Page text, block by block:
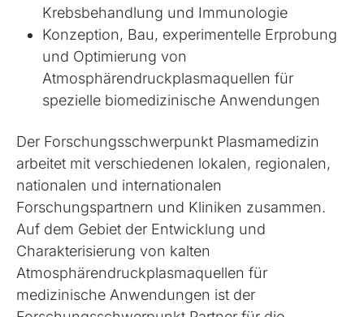
Krebsbehandlung und Immunologie
Konzeption, Bau, experimentelle Erprobung
und Optimierung von
Atmosphärendruckplasmaquellen für
spezielle biomedizinische Anwendungen
Der Forschungsschwerpunkt Plasmamedizin
arbeitet mit verschiedenen lokalen, regionalen,
nationalen und internationalen
Forschungspartnern und Kliniken zusammen.
Auf dem Gebiet der Entwicklung und
Charakterisierung von kalten
Atmosphärendruckplasmaquellen für
medizinische Anwendungen ist der